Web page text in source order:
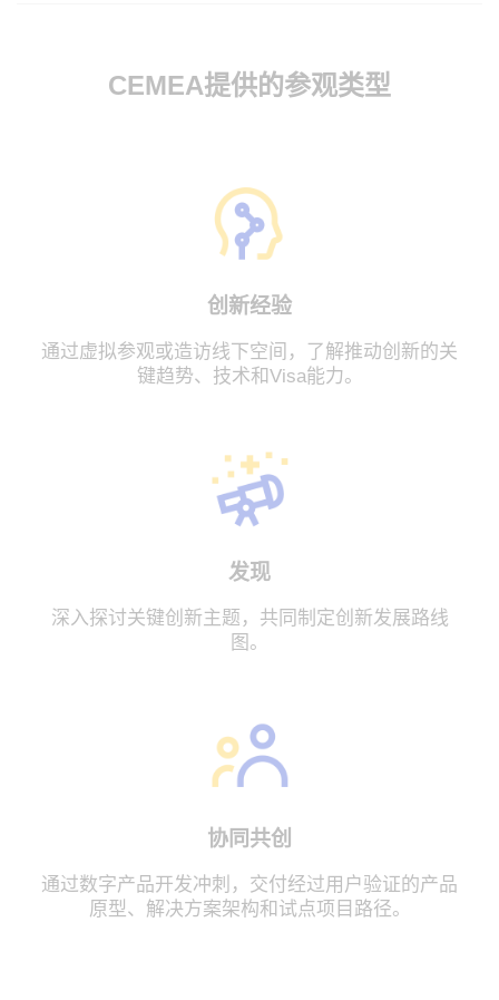
CEMEA提供的参观类型
创新经验
通过虚拟参观或造访线下空间，了解推动创新的关
键趋势、技术和Visa能力。
发现
深入探讨关键创新主题，共同制定创新发展路线
图。
协同共创
通过数字产品开发冲刺，交付经过用户验证的产品
原型、解决方案架构和试点项目路径。